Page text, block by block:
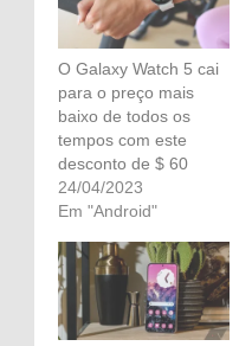
O Galaxy Watch 5 cai
para o preço mais
baixo de todos os
tempos com este
desconto de $ 60
24/04/2023
Em "Android"